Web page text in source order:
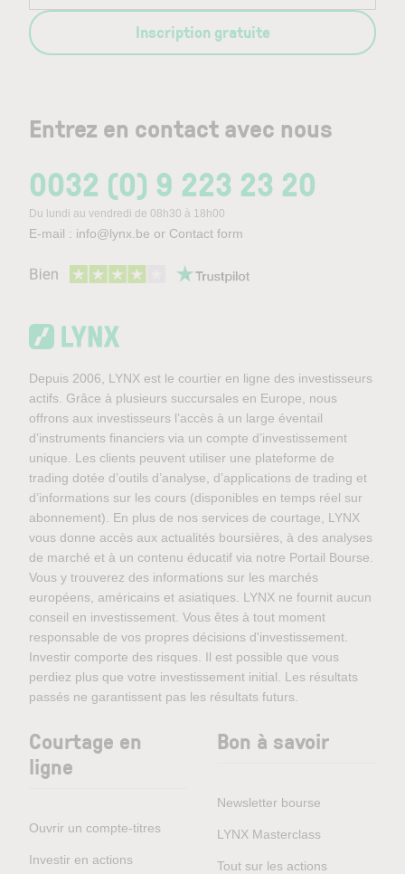
Entrez en contact avec nous
0032 (0) 9 223 23 20
Du lundi au vendredi de 08h30 à 18h00
E-mail : info@lynx.be or Contact form
Inscription gratuite
Depuis 2006, LYNX est le courtier en ligne des investisseurs
actifs. Grâce à plusieurs succursales en Europe, nous
offrons aux investisseurs l’accès à un large éventail
d’instruments financiers via un compte d’investissement
unique. Les clients peuvent utiliser une plateforme de
trading dotée d’outils d’analyse, d’applications de trading et
d’informations sur les cours (disponibles en temps réel sur
abonnement). En plus de nos services de courtage, LYNX
vous donne accès aux actualités boursières, à des analyses
de marché et à un contenu éducatif via notre Portail Bourse.
Vous y trouverez des informations sur les marchés
européens, américains et asiatiques. LYNX ne fournit aucun
conseil en investissement. Vous êtes à tout moment
responsable de vos propres décisions d'investissement.
Investir comporte des risques. Il est possible que vous
perdiez plus que votre investissement initial. Les résultats
passés ne garantissent pas les résultats futurs.
Courtage en
ligne
Ouvrir un compte-titres
Investir en actions
Bon à savoir
Newsletter bourse
LYNX Masterclass
Tout sur les actions